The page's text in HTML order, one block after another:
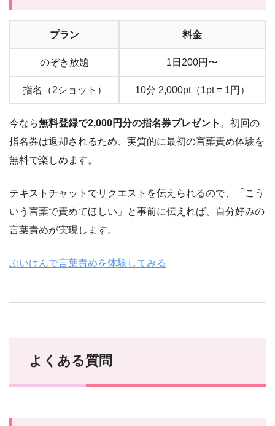
プラン 料金
のぞき放題 1日200円〜
指名（2ショット） 10分 2,000pt（1pt = 1円）
今なら無料登録で2,000円分の指名券プレゼント 。初回の
指名券は返却されるため、実質的に最初の言葉責め体験を
無料で楽しめます。
テキストチャットでリクエストを伝えられるので、「こう
いう言葉で責めてほしい」と事前に伝えれば、自分好みの
言葉責めが実現します。
ぶいけんで言葉責めを体験してみる
よくある質問